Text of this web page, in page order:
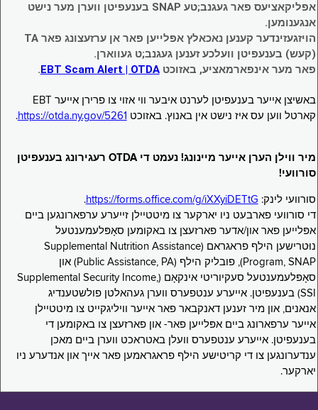
אפליקאציעס פאר געגנב;טע SNAP בענעפיטן ווערן מער נישט
אנגענומען.
הויזגעזינדער קענען נאכאלץ אפּלייען פאר אן ערזעצונג פאר TA
(קעש) בענעפיטן וועלכע זענען געגנב;ט געווארן.
פאר מער אינפארמאציע, באזוכטEBT Scam Alert | OTDA
.
באשיצן אייער בענעפיטן לערנט איבער ווי אזוי צו פרירן אייער EBT
קארטל ווען עס איז נישט אין באנוץ. באזוכט https://otda.ny.gov/5261
.
מיר ווילן הערן אייער מיינונג! נעמט די OTDA רעגירונג בענעפיטן
סורוועי!
סורוועי לינק: https://forms.office.com/g/iXXyiDETtG
.
די סורוועי פארבעט ניו יארקער צו מיטטיילן זייערע ערפארונגען ביים
אפּלייען פאר און/אדער פארזעצן צו באקומען סאָפּלעמענטעל
נוּטרישען הילף פראגראם (Supplemental Nutrition Assistance
Program, SNAP), פובליק הילף (Public Assistance, PA) און
סאָפּלעמענטעל סעקיוריטי אינקאָם (Supplemental Security Income,
SSI) בענעפיטן. אייערע ענטפערס ווערן געהאלטן פולשטענדיג
אנאנים, און מיר זענען דאנקבאר פאר אייער וויליגקייט צו מיטטיילן
אייער ערפארונג ביים אפּלייען פאר- און פארזעצן צו באקומען די
בענעפיטן. אייערע ענטפערס וועלן באטראכט ווערן ביים מאכן
ענדערונגען צו די קריטישע הילף פראגראמען פאר אייך און אנדערע ניו
יארקער.